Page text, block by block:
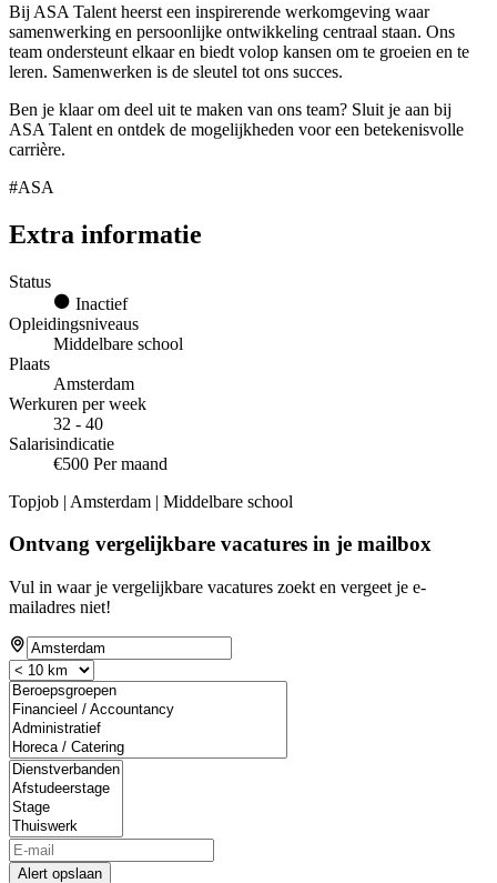
Bij ASA Talent heerst een inspirerende werkomgeving waar
samenwerking en persoonlijke ontwikkeling centraal staan. Ons
team ondersteunt elkaar en biedt volop kansen om te groeien en te
leren. Samenwerken is de sleutel tot ons succes.
Ben je klaar om deel uit te maken van ons team? Sluit je aan bij
ASA Talent en ontdek de mogelijkheden voor een betekenisvolle
carrière.
#ASA
Extra informatie
Status
Inactief
Opleidingsniveaus
Middelbare school
Plaats
Amsterdam
Werkuren per week
32 - 40
Salarisindicatie
€500 Per maand
Topjob | Amsterdam | Middelbare school
Ontvang vergelijkbare vacatures in je mailbox
Vul in waar je vergelijkbare vacatures zoekt en vergeet je e-
mailadres niet!
Alert opslaan